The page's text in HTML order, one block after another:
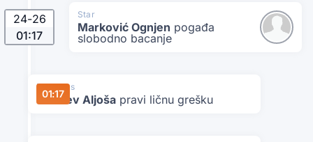
Star
Marković Ognjen pogađa
slobodno bacanje
24-26
01:17
01:17
Danubius
Milošev Aljoša pravi ličnu grešku